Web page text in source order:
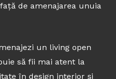
de amenajarea unuia
un living open
să fii mai atent la
în design interior și